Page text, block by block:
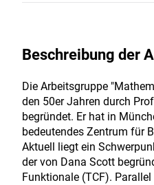
Beschreibung der
Die Arbeitsgruppe
den 50er Jahren durch
begründet. Er hat in
bedeutendes Zentrum für
Aktuell liegt ein
der von Dana Scott
Funktionale (TCF).